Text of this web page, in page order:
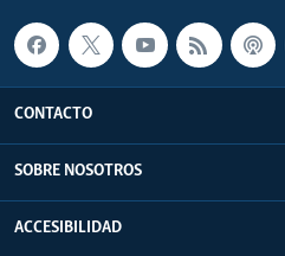
CONTACTO
SOBRE NOSOTROS
ACCESIBILIDAD